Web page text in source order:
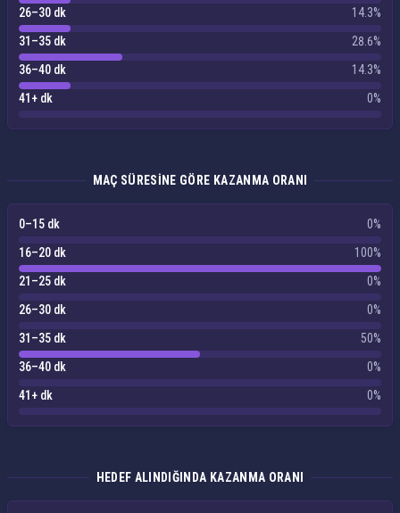
26–30 dk
14.3%
31–35 dk
28.6%
36–40 dk
14.3%
41+ dk
0%
MAÇ SÜRESINE GÖRE KAZANMA ORANI
0–15 dk
0%
16–20 dk
100%
21–25 dk
0%
26–30 dk
0%
31–35 dk
50%
36–40 dk
0%
41+ dk
0%
HEDEF ALINDIĞINDA KAZANMA ORANI